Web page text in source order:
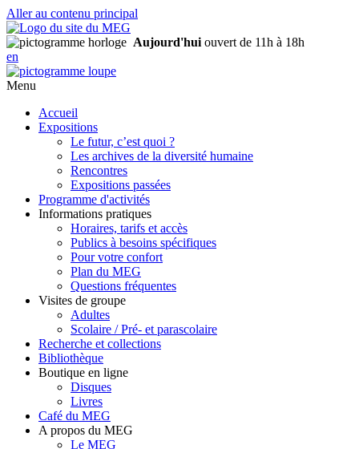
Aller au contenu principal
Aujourd'hui ouvert de 11h à 18h
en
Menu
Accueil
Expositions
Le futur, c’est quoi ?
Les archives de la diversité humaine
Rencontres
Expositions passées
Programme d'activités
Informations pratiques
Horaires, tarifs et accès
Publics à besoins spécifiques
Pour votre confort
Plan du MEG
Questions fréquentes
Visites de groupe
Adultes
Scolaire / Pré- et parascolaire
Recherche et collections
Bibliothèque
Boutique en ligne
Disques
Livres
Café du MEG
A propos du MEG
Le MEG